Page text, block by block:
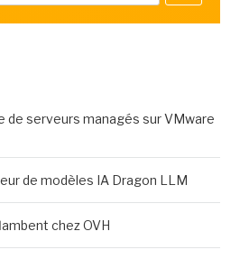
de serveurs managés sur VMware
de modèles IA Dragon LLM
chez OVH